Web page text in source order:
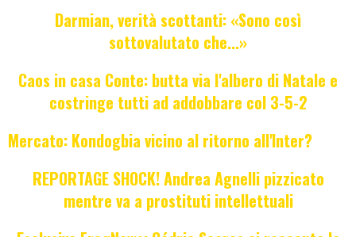
Darmian, verità scottanti: «Sono così
sottovalutato che...»
Caos in casa Conte: butta via l'albero di Natale e
costringe tutti ad addobbare col 3-5-2
Mercato: Kondogbia vicino al ritorno all'Inter?
REPORTAGE SHOCK! Andrea Agnelli pizzicato
mentre va a prostituti intellettuali